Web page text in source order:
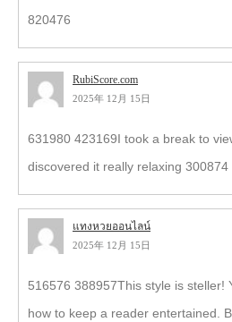
820476
RubiScore.com
2025年 12月 15日
631980 423169I took a break to
discovered it really relaxing 300874
แทงหวยออนไลน์
2025年 12月 15日
516576 388957This style is steller!
how to keep a reader entertained.